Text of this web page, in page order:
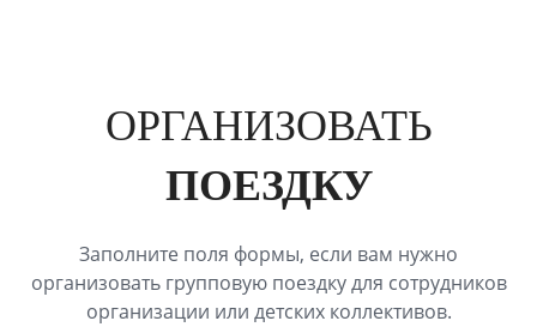
ОРГАНИЗОВАТЬ
ПОЕЗДКУ
Заполните поля формы, если вам нужно
организовать групповую поездку для сотрудников
организации или детских коллективов.